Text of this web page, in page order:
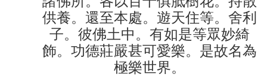
供養。還至本處。遊天住等。舍利
子。彼佛土中。有如是等眾妙綺
飾。功德莊嚴甚可愛樂。是故名為
極樂世界。